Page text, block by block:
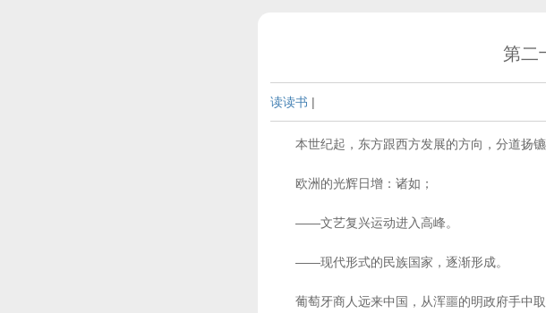
第二
读读书 |
本世纪起，东方跟西方发展的方向，分道扬镳
欧洲的光辉日增：诸如；
——文艺复兴运动进入高峰。
——现代形式的民族国家，逐渐形成。
葡萄牙商人远来中国，从浑噩的明政府手中取